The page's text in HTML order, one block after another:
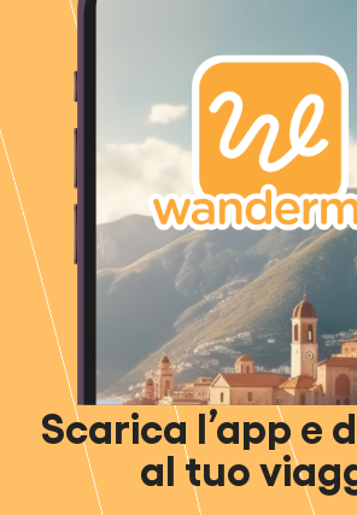
Scarica l’app e
al tuo